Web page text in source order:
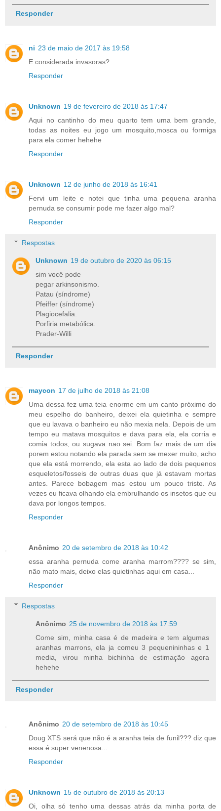
Responder
ni 23 de maio de 2017 às 19:58
E considerada invasoras?
Responder
Unknown 19 de fevereiro de 2018 às 17:47
Aqui no cantinho do meu quarto tem uma bem grande,
todas as noites eu jogo um mosquito,mosca ou formiga
para ela comer hehehe
Responder
Unknown 12 de junho de 2018 às 16:41
Fervi um leite e notei que tinha uma pequena aranha
pernuda se consumir pode me fazer algo mal?
Responder
Respostas
Unknown 19 de outubro de 2020 às 06:15
sim você pode
pegar arkinsonismo.
Patau (síndrome)
Pfeiffer (síndrome)
Plagiocefalia.
Porfiria metabólica.
Prader-Willi
Responder
maycon 17 de julho de 2018 às 21:08
Uma dessa fez uma teia enorme em um canto próximo do
meu espelho do banheiro, deixei ela quietinha e sempre
que eu lavava o banheiro eu não mexia nela. Depois de um
tempo eu matava mosquitos e dava para ela, ela corria e
comia todos, ou sugava nao sei. Bom faz mais de um dia
porem estou notando ela parada sem se mexer muito, acho
que ela está morrendo, ela esta ao lado de dois pequenos
esqueletos/fosseis de outras duas que já estavam mortas
antes. Parece bobagem mas estou um pouco triste. As
vezes eu ficava olhando ela embrulhando os insetos que eu
dava por longos tempos.
Responder
Anônimo 20 de setembro de 2018 às 10:42
essa aranha pernuda come aranha marrom???? se sim,
não mato mais, deixo elas quietinhas aqui em casa...
Responder
Respostas
Anônimo 25 de novembro de 2018 às 17:59
Come sim, minha casa é de madeira e tem algumas
aranhas marrons, ela ja comeu 3 pequenininhas e 1
media, virou minha bichinha de estimação agora
hehehe
Responder
Anônimo 20 de setembro de 2018 às 10:45
Doug XTS será que não é a aranha teia de funil??? diz que
essa é super venenosa...
Responder
Unknown 15 de outubro de 2018 às 20:13
Oi, olha só tenho uma dessas atrás da minha porta de